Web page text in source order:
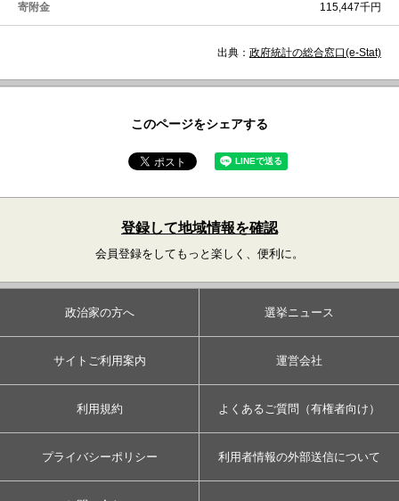
寄附金 115,447千円
出典： 政府統計の総合窓口(e-Stat)
このページをシェアする
登録して地域情報を確認
会員登録をしてもっと楽しく、便利に。
政治家の方へ 選挙ニュース
サイトご利用案内 運営会社
利用規約 よくあるご質問（有権者向け）
プライバシーポリシー 利用者情報の外部送信について